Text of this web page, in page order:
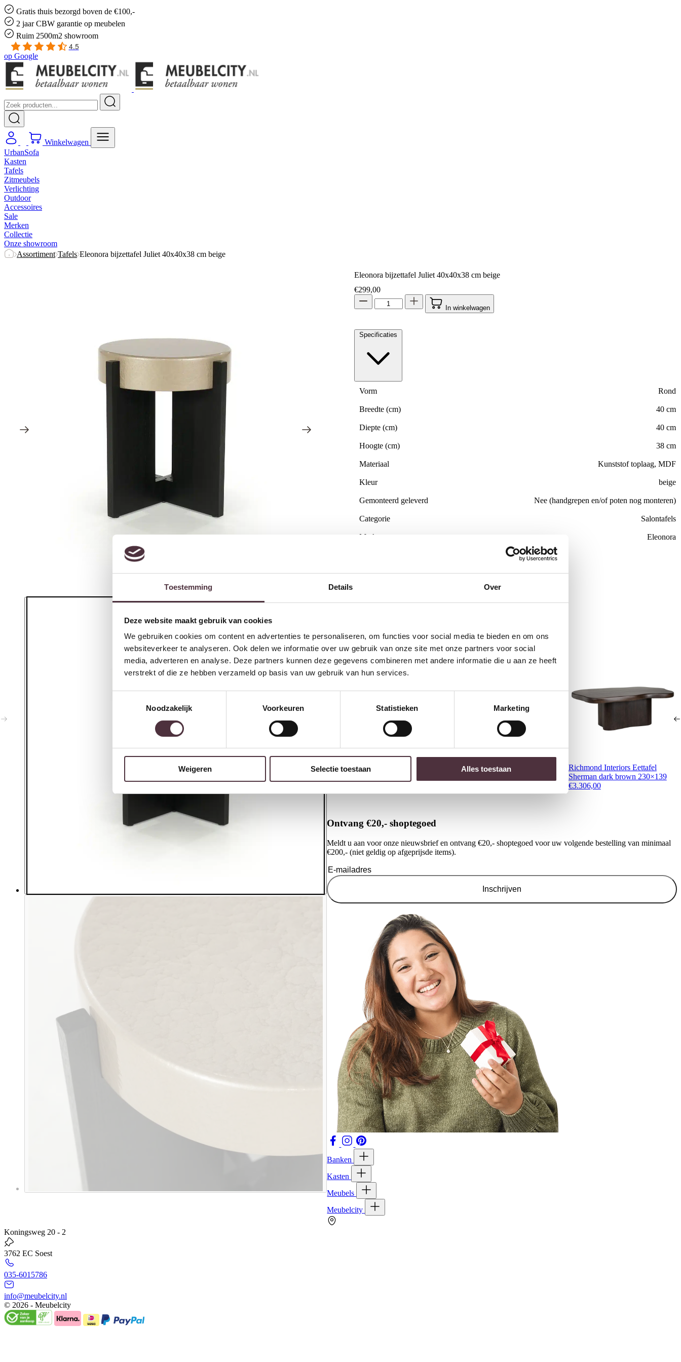
Toestemming Details Over
Deze website maakt gebruik van cookies
We gebruiken cookies om content en advertenties te personaliseren, om functies voor social media te bieden en om ons
websiteverkeer te analyseren. Ook delen we informatie over uw gebruik van onze site met onze partners voor social
media, adverteren en analyse. Deze partners kunnen deze gegevens combineren met andere informatie die u aan ze heeft
verstrekt of die ze hebben verzameld op basis van uw gebruik van hun services.
Noodzakelijk
Voorkeuren Statistieken Marketing
Weigeren Selectie toestaan Alles toestaan
Gratis thuis bezorgd boven de €100,-
2 jaar CBW garantie op meubelen
Ruim 2500m2 showroom
4.5
op Google
Winkelwagen
UrbanSofa
Kasten
Tafels
Zitmeubels
Verlichting
Outdoor
Accessoires
Sale
Merken
Collectie
Onze showroom
Assortiment Tafels Eleonora bijzettafel Juliet 40x40x38 cm beige
Eleonora bijzettafel Juliet 40x40x38 cm beige
€299,00
In winkelwagen
Specificaties
Vorm Rond
Breedte (cm) 40 cm
Diepte (cm) 40 cm
Hoogte (cm) 38 cm
Materiaal Kunststof toplaag, MDF
Kleur beige
Gemonteerd geleverd Nee (handgrepen en/of poten nog monteren)
Categorie Salontafels
Merk Eleonora
Interessant voor jou
Richmond Interiors Salontafel
Richmond Interiors Eettafel
Richmond Interiors Eettafel
Sherman dark brown 230×139
€3.306,00
Ontvang €20,- shoptegoed
Meldt u aan voor onze nieuwsbrief en ontvang €20,- shoptegoed voor uw volgende bestelling van minimaal
€200,- (niet geldig op afgeprijsde items).
Inschrijven
Banken
Kasten
Meubels
Meubelcity
Koningsweg 20 - 2
3762 EC Soest
035-6015786
info@meubelcity.nl
© 2026 - Meubelcity